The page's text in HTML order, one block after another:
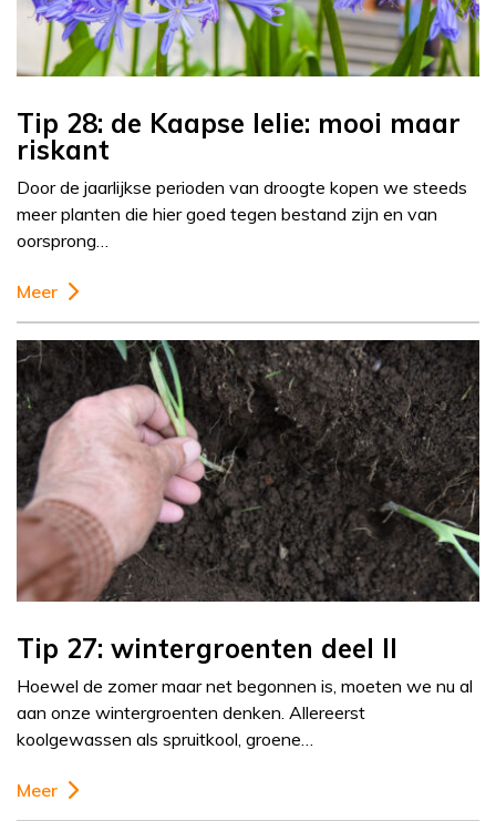
Tip 28: de Kaapse lelie: mooi maar
riskant
Door de jaarlijkse perioden van droogte kopen we steeds
meer planten die hier goed tegen bestand zijn en van
oorsprong…
Meer
Tip 27: wintergroenten deel II
Hoewel de zomer maar net begonnen is, moeten we nu al
aan onze wintergroenten denken. Allereerst
koolgewassen als spruitkool, groene…
Meer